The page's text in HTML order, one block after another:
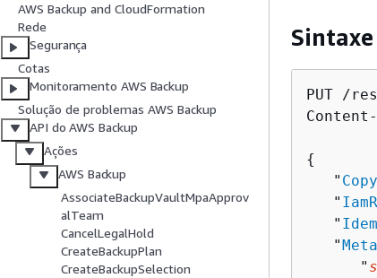
AWS Backup and CloudFormation
Rede
Segurança
Cotas
Monitoramento AWS Backup
Solução de problemas AWS Backup
API do AWS Backup
Ações
AWS Backup
AssociateBackupVaultMpaApprov
alTeam
CancelLegalHold
CreateBackupPlan
CreateBackupSelection
PUT /
{
   "
   "
   "
   "
      "